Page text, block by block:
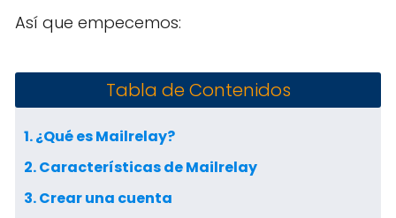
Así que empecemos:
Tabla de Contenidos
1. ¿Qué es Mailrelay?
2. Características de Mailrelay
3. Crear una cuenta